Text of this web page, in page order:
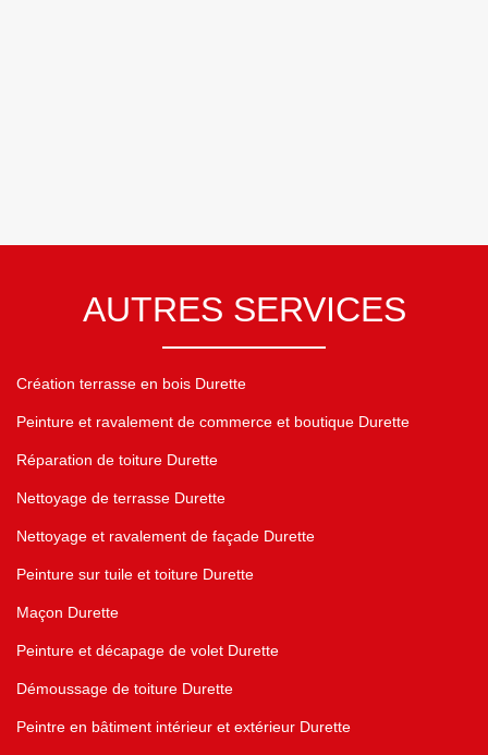
AUTRES SERVICES
Création terrasse en bois Durette
Peinture et ravalement de commerce et boutique Durette
Réparation de toiture Durette
Nettoyage de terrasse Durette
Nettoyage et ravalement de façade Durette
Peinture sur tuile et toiture Durette
Maçon Durette
Peinture et décapage de volet Durette
Démoussage de toiture Durette
Peintre en bâtiment intérieur et extérieur Durette